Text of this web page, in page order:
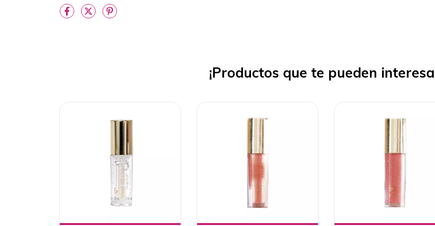
¡Productos que te pueden